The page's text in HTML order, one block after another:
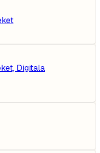
Digitala